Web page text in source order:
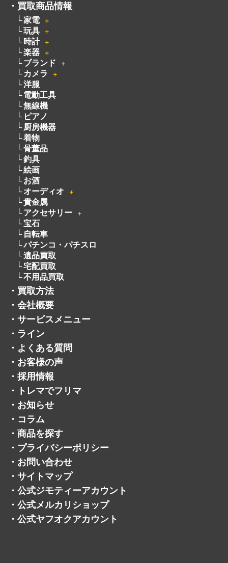
・ 買取商品情報
家電 ＋
玩具 ＋
時計 ＋
楽器 ＋
ブランド ＋
カメラ ＋
洋服
電動工具
無線機
ピアノ
厨房機器
着物
骨董品
釣具
絵画
お酒
オーディオ
＋
貴金属
アクセサリー
＋
宝石
自転車
パチンコ・パチスロ
遺品買取
宅配買取
不用品買取
・ 買取方法
・ 会社概要
・ サービスメニュー
・ ライン
・ よくある質問
・ お客様の声
・ 採用情報
・
トレマでフリマ
・ お知らせ
・ コラム
・ 商品を探す
・ プライバシーポリシー
・ お問い合わせ
・ サイトマップ
・ 公式ジモティーアカウント
・ 公式メルカリショップ
・ 公式ヤフオクアカウント